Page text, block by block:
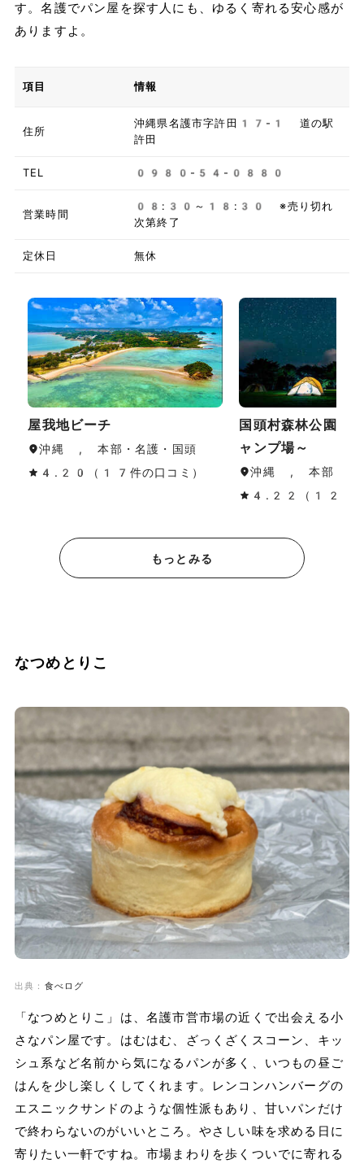
す。名護でパン屋を探す人にも、ゆるく寄れる安心感が
ありますよ。
項目 情報
住所
沖縄県名護市字許田17-1 道の駅
許田
TEL 0980-54-0880
営業時間
08:30～18:30 ※売り切れ
次第終了
定休日 無休
屋我地ビーチ
沖縄 , 本部・名護・国頭
4.20（17件の口コミ）
国頭村森林公園～
ャンプ場～
沖縄 , 本部・名
4.22（12件の
もっとみる
なつめとりこ
出典： 食べログ
「なつめとりこ」は、名護市営市場の近くで出会える小
さなパン屋です。はむはむ、ざっくざくスコーン、キッ
シュ系など名前から気になるパンが多く、いつもの昼ご
はんを少し楽しくしてくれます。レンコンハンバーグの
エスニックサンドのような個性派もあり、甘いパンだけ
で終わらないのがいいところ。やさしい味を求める日に
寄りたい一軒ですね。市場まわりを歩くついでに寄れる